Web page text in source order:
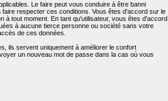
Le faire peut vous conduire à être banni
respecter ces conditions. Vous êtes d'accord sur le
à tout moment. En tant qu'utilisateur, vous êtes d'accord
à aucune tierce personne ou société sans votre
de ces données.
ils servent uniquement à améliorer le confort
un nouveau mot de passe dans la cas où vous